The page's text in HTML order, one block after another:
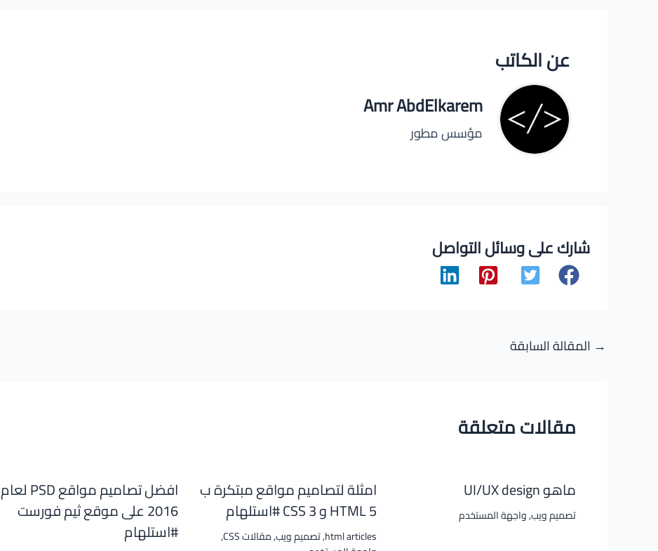
عن الكاتب
Amr AbdElkarem
مؤسس مطور
شارك على وسائل التواصل
Post
→ المقالة السابقة
مقالات متعلقة
ماهو UI/UX design
تصميم ويب,واجهة المستخدم
امثلة لتصاميم مواقع مبتكرة ب
HTML 5 و CSS 3 #استلهام
html articles
,تصميم ويب,مقالات CSS
,
افضل تصاميم مواقع PSD لعام
2016 على موقع ثيم فورست
#استلهام